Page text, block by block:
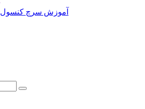
آموزش سرچ کنسول